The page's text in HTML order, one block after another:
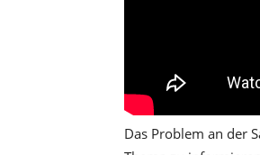
Das Problem an der